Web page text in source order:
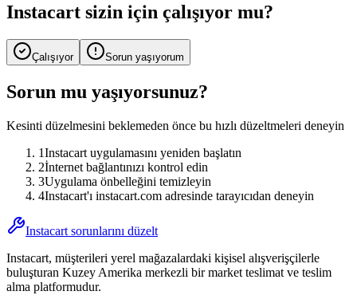
Instacart sizin için çalışıyor mu?
Çalışıyor Sorun yaşıyorum
Sorun mu yaşıyorsunuz?
Kesinti düzelmesini beklemeden önce bu hızlı düzeltmeleri deneyin
1Instacart uygulamasını yeniden başlatın
2İnternet bağlantınızı kontrol edin
3Uygulama önbelleğini temizleyin
4Instacart'ı instacart.com adresinde tarayıcıdan deneyin
Instacart sorunlarını düzelt
Instacart, müşterileri yerel mağazalardaki kişisel alışverişçilerle
buluşturan Kuzey Amerika merkezli bir market teslimat ve teslim
alma platformudur.